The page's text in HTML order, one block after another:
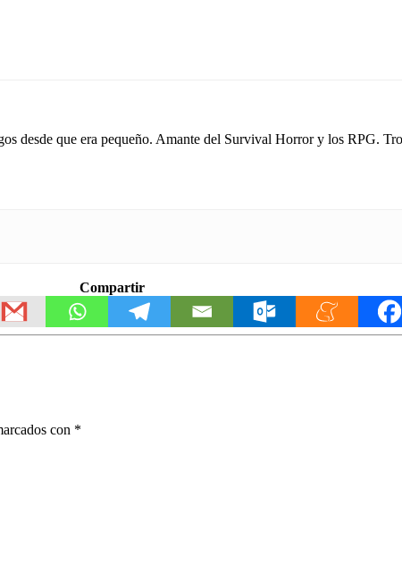
desde que era pequeño. Amante del Survival Horror y los RPG.
Compartir
con *